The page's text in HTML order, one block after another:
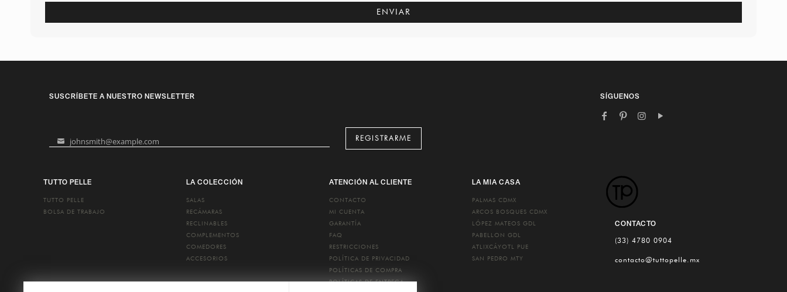
SUSCRÍBETE A NUESTRO NEWSLETTER
Your johnsmith@example.com REGISTRARME
SÍGUENOS
TUTTO PELLE
TUTTO PELLE
BOLSA DE TRABAJO
LA COLECCIÓN
SALAS
RECÁMARAS
RECLINABLES
COMPLEMENTOS
COMEDORES
ACCESORIOS
ATENCIÓN AL CLIENTE
CONTACTO
MI CUENTA
GARANTÍA
FAQ
RESTRICCIONES
POLÍTICA DE PRIVACIDAD
POLÍTICAS DE COMPRA
POLÍTICAS DE ENTREGA
LA MIA CASA
PALMAS CDMX
ARCOS BOSQUES CDMX
LÓPEZ MATEOS GDL
PABELLON GDL
ATLIXCÁYOTL
PUE
SAN PEDRO MTY
CONTACTO
(33) 4780 0904
contacto@tuttopelle.mx